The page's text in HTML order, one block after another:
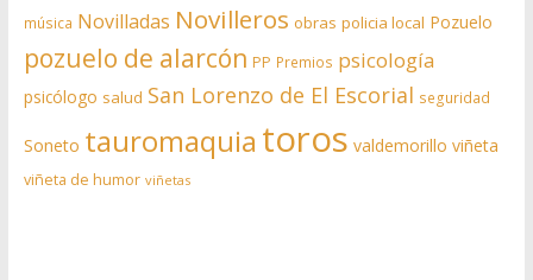
música Novilladas Novilleros obras policia local Pozuelo
pozuelo de alarcón PP Premios psicología
psicólogo salud San Lorenzo de El Escorial seguridad
Soneto tauromaquia toros valdemorillo viñeta
viñeta de humor viñetas